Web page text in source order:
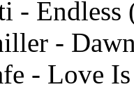
-
-
- Lоvе Is